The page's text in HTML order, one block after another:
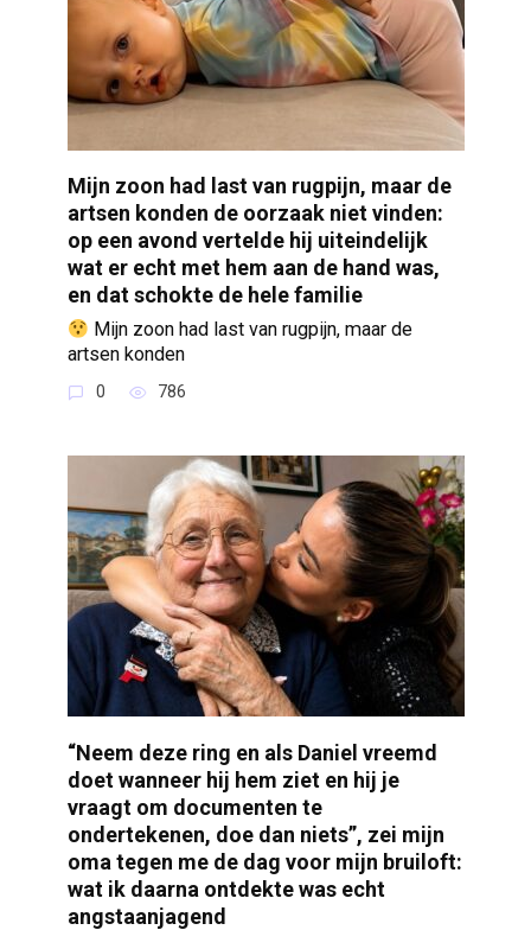
Mijn zoon had last van rugpijn, maar de
artsen konden de oorzaak niet vinden:
op een avond vertelde hij uiteindelijk
wat er echt met hem aan de hand was,
en dat schokte de hele familie
Mijn zoon had last van rugpijn, maar de
artsen konden
0 786
“Neem deze ring en als Daniel vreemd
doet wanneer hij hem ziet en hij je
vraagt om documenten te
ondertekenen, doe dan niets”, zei mijn
oma tegen me de dag voor mijn bruiloft:
wat ik daarna ontdekte was echt
angstaanjagend